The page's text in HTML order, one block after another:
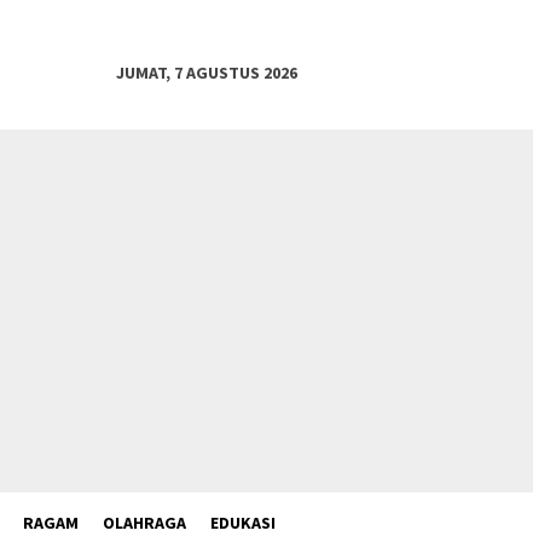
JUMAT, 7 AGUSTUS 2026
RAGAM OLAHRAGA EDUKASI